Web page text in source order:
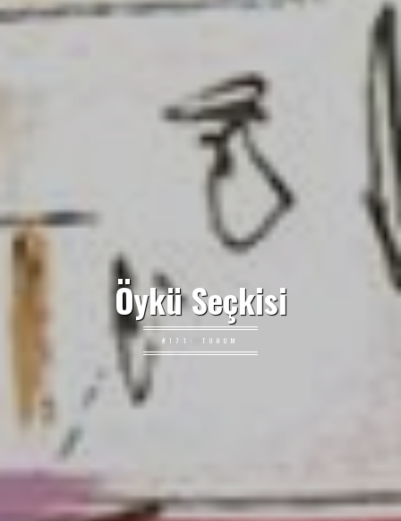
Öykü Seçkisi
#171: TOHUM